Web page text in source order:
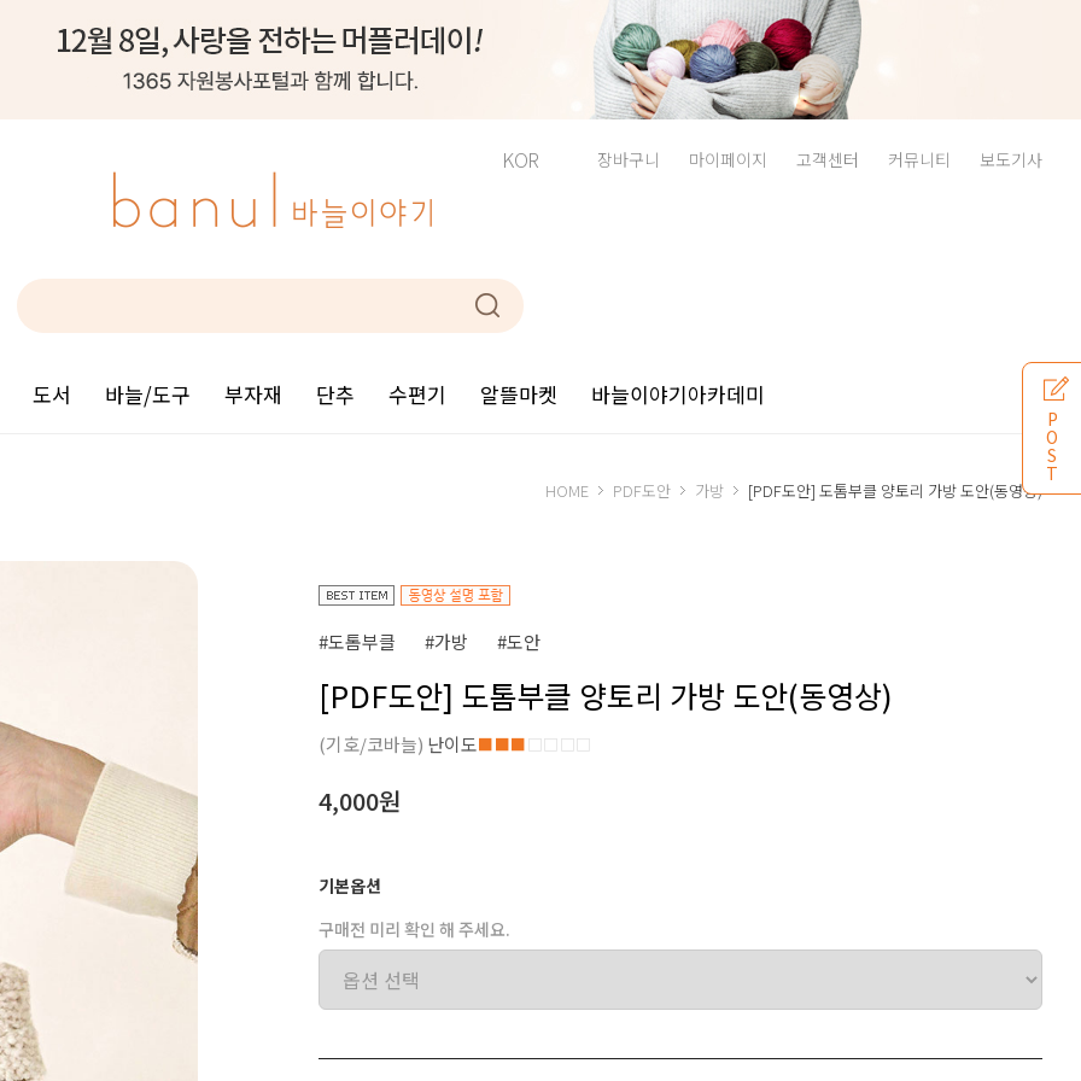
KOR 장바구니 마이페이지 고객센터 커뮤니티 보도기사
도서 바늘/도구 부자재 단추 수편기 알뜰마켓 바늘이야기아카데미
HOME PDF도안 가방 [PDF도안] 도톰부클 양토리 가방 도안(동영상)
#도톰부클 #가방 #도안
[PDF도안] 도톰부클 양토리 가방 도안(동영상)
(기호/코바늘) 난이도■■■□□□□
4,000원
기본옵션
구매전 미리 확인 해 주세요.
P
O
S
T